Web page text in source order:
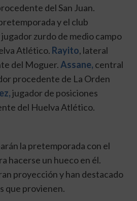
del San Juan.
y el club
jugador zurdo de medio campo
Atlético. Rayito, lateral
del Moguer.Assane, central
procedente de La Orden
jugador de posiciones
del Huelva Atlético.
la pretemporada con el
hacerse un hueco en él.
proyección y han destacado
que provienen.